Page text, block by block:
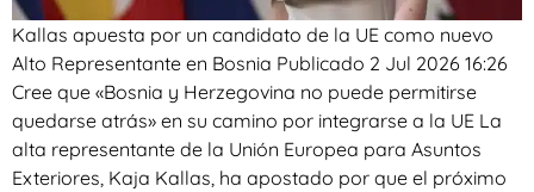
Kallas apuesta por un candidato de la UE como nuevo
Alto Representante en Bosnia Publicado 2 Jul 2026 16:26
Cree que «Bosnia y Herzegovina no puede permitirse
quedarse atrás» en su camino por integrarse a la UE La
alta representante de la Unión Europea para Asuntos
Exteriores, Kaja Kallas, ha apostado por que el próximo